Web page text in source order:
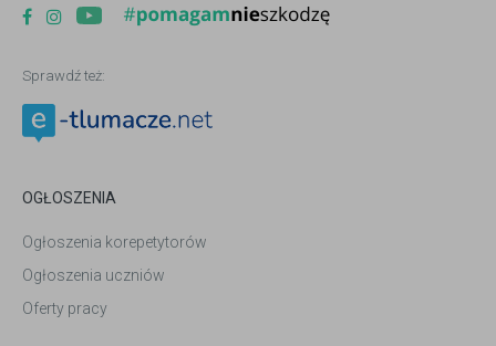
Sprawdź też:
OGŁOSZENIA
Ogłoszenia korepetytorów
Ogłoszenia uczniów
Oferty pracy